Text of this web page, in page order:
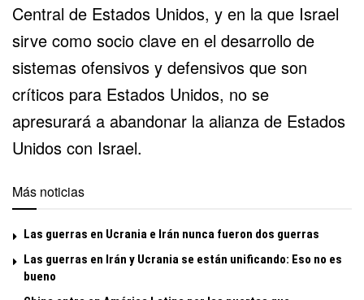
Central de Estados Unidos, y en la que Israel
sirve como socio clave en el desarrollo de
sistemas ofensivos y defensivos que son
críticos para Estados Unidos, no se
apresurará a abandonar la alianza de Estados
Unidos con Israel.
Más noticias
Las guerras en Ucrania e Irán nunca fueron dos guerras
Las guerras en Irán y Ucrania se están unificando: Eso no es
bueno